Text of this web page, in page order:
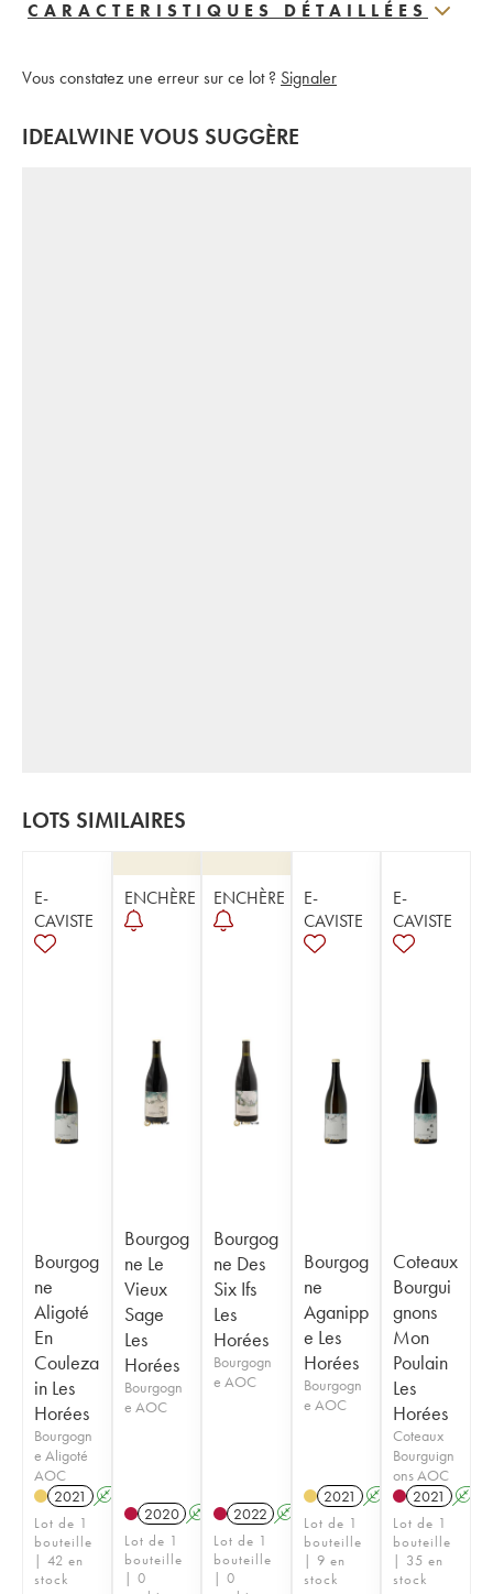
CARACTERISTIQUES DÉTAILLÉES
Vous constatez une erreur sur ce lot ? Signaler
IDEALWINE VOUS SUGGÈRE
LOTS SIMILAIRES
E-
CAVISTE
Bourgog
ne
Aligoté
En
Couleza
in Les
Horées
Bourgogn
e Aligoté
AOC
2021
A
Lot de 1
bouteille
| 42 en
stock
ENCHÈRE
Bourgog
ne Le
Vieux
Sage
Les
Horées
Bourgogn
e AOC
2020 A K
Lot de 1
bouteille
| 0
ENCHÈRE
Bourgog
ne Des
Six Ifs
Les
Horées
Bourgogn
e AOC
2022 A
Lot de 1
bouteille
| 0
E-
CAVISTE
Bourgog
ne
Aganipp
e Les
Horées
Bourgogn
e AOC
2021 A K
Lot de 1
bouteille
| 9 en
stock
E-
CAVISTE
Coteaux
Bourgui
gnons
Mon
Poulain
Les
Horées
Coteaux
Bourguign
ons AOC
2021
A
Lot de 1
bouteille
| 35 en
stock